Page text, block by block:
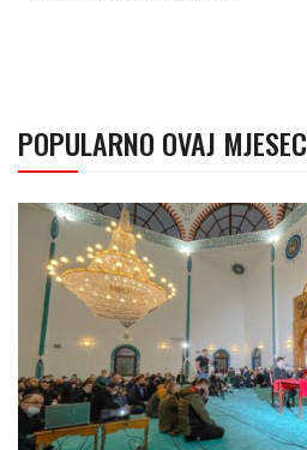
POPULARNO OVAJ MJESEC